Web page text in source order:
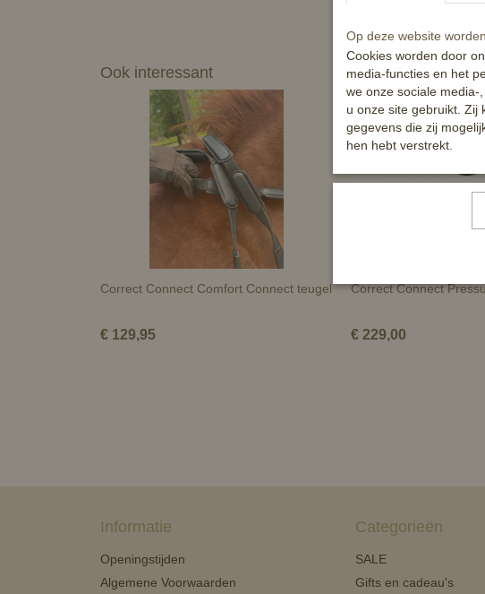
Ook interessant
Correct Connect Comfort Connect teugel
€ 129,95
Correct Connect
€ 229,00
Informatie
Openingstijden
Algemene Voorwaarden
Categorieën
SALE
Gifts en cadeau's
Op deze website
Cookies worden door
media-functies en het
we onze sociale
u onze site gebruikt. Zij
gegevens die zij
hen hebt verstrekt.